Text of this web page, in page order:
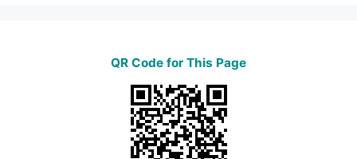
QR Code for This Page